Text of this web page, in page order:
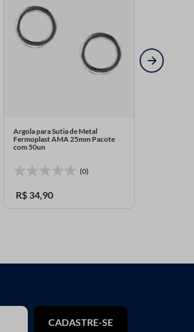
Argola para Sutia de Metal
Fermoplast AMA 25mm Pacote
com 50un
(0)
R$ 34,90
CADASTRE-SE